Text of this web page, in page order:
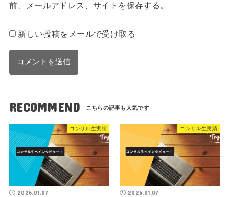
前、メールアドレス、サイトを保存する。
新しい投稿をメールで受け取る
RECOMMEND
コンサル生実績
2026.01.07
コンサル生実績
2026.01.07